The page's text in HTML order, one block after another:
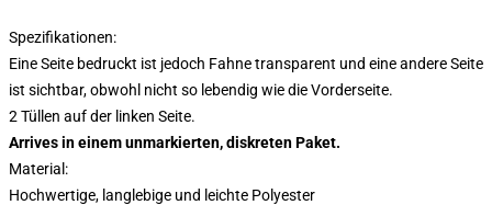
Spezifikationen:
Eine Seite bedruckt ist jedoch Fahne transparent und eine andere Seite
ist sichtbar, obwohl nicht so lebendig wie die Vorderseite.
2 Tüllen auf der linken Seite.
Arrives in einem unmarkierten, diskreten Paket.
Material:
Hochwertige, langlebige und leichte Polyester